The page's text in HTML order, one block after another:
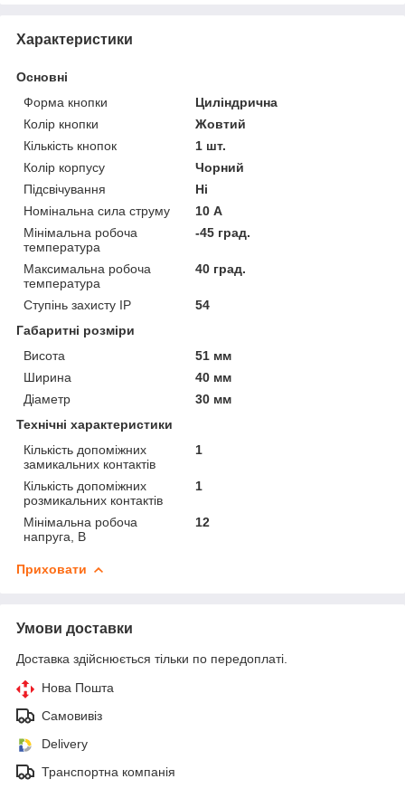
Характеристики
Основні
Форма кнопки
Циліндрична
Колір кнопки
Жовтий
Кількість кнопок
1 шт.
Колір корпусу
Чорний
Підсвічування
Ні
Номінальна сила струму
10 А
Мінімальна робоча
температура
-45 град.
Максимальна робоча
температура
40 град.
Ступінь захисту IP
54
Габаритні розміри
Висота
51 мм
Ширина
40 мм
Діаметр
30 мм
Технічні характеристики
Кількість допоміжних
замикальних контактів
1
Кількість допоміжних
розмикальних контактів
1
Мінімальна робоча
напруга, В
12
Приховати
Умови доставки
Доставка здійснюється тільки по передоплаті.
Нова Пошта
Самовивіз
Delivery
Транспортна компанія